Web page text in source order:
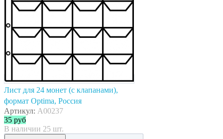
Лист для 24 монет (с клапанами),
формат Optima, Россия
Артикул: A00237
35 руб
В наличии 25 шт.